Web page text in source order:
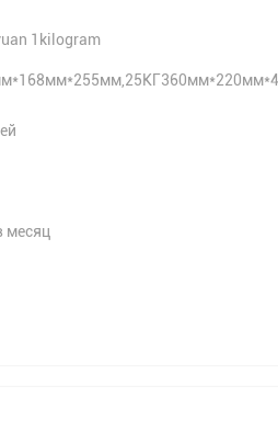
1kilogram
месяц